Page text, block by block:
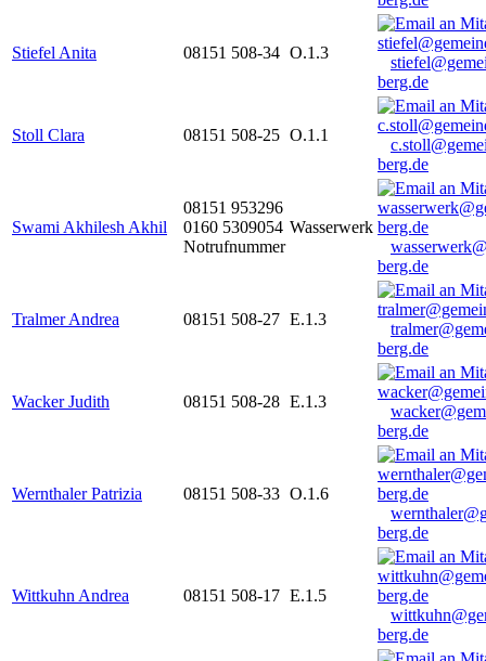
Stiefel Anita 08151 508-34 O.1.3
berg.de
Stoll Clara 08151 508-25 O.1.1
berg.de
Swami Akhilesh Akhil
08151 953296
0160 5309054
Notrufnummer
Wasserwerk
berg.de
Tralmer Andrea 08151 508-27 E.1.3
berg.de
Wacker Judith 08151 508-28 E.1.3
berg.de
Wernthaler Patrizia 08151 508-33 O.1.6
berg.de
Wittkuhn Andrea 08151 508-17 E.1.5
berg.de